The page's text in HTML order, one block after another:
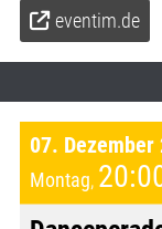
eventim.de
07. Dezember
Montag,